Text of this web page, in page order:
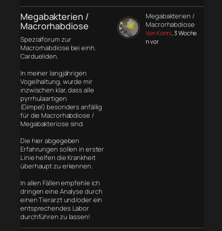
Megabakterien /
Macrorhabdiose
Spezialforum zur
Macrorhabdiose bei einh.
Cardueliden.
In meiner langjährigen
Vogelhaltung, wurde mir
inzwischen klar, dass alle
pyrrhulaartigen
(Gimpel) besonders anfällig
für die Macrorhabdiose /
Megabakteriose sind.
Die hier abgegeben
Erfahrungen sollen in erster
Linie helfen die Krankheit
überhaupt zu erkennen.
In allen Fällen empfehle ich
dringen eine Analyse durch
einen Tierarzt und/oder ein
entsprechendes Labor
durchführen zu lassen!
Megabakterien /
Macrorhabdiose
Von Konni, 3 Woche
n vor